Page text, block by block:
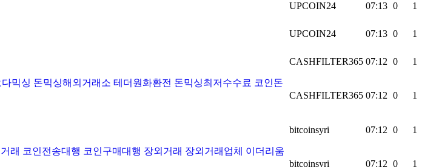
UPCOIN24 07:13 0 1
UPCOIN24 07:13 0 1
CASHFILTER365 07:12 0 1
믹싱 돈믹싱해외거래소 테더원화환전 돈믹싱최저수수료 코인돈
CASHFILTER365 07:12 0 1
bitcoinsyri 07:12 0 1
래 코인전송대행 코인구매대행 장외거래 장외거래업체 이더리움
bitcoinsyri 07:12 0 1